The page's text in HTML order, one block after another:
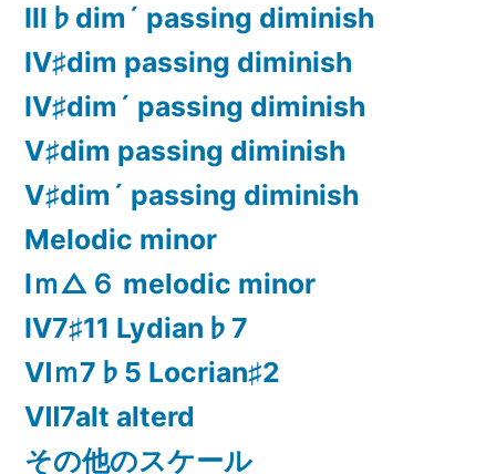
Ⅲ♭dim´ passing diminish
Ⅳ♯dim passing diminish
Ⅳ♯dim´ passing diminish
Ⅴ♯dim passing diminish
Ⅴ♯dim´ passing diminish
Melodic minor
Ⅰｍ△６ melodic minor
Ⅳ7♯11 Lydian♭7
Ⅵｍ7♭5 Locrian♯2
Ⅶ7alt alterd
その他のスケール